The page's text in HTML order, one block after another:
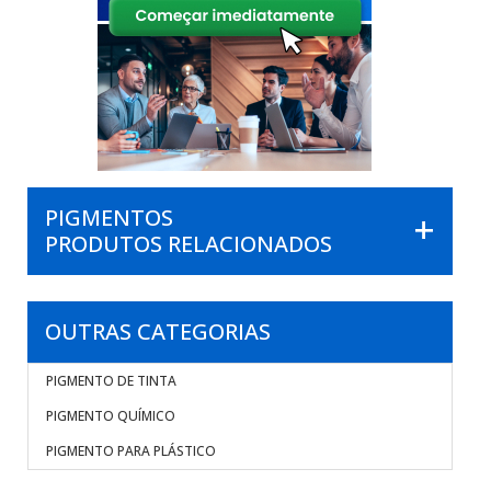
PIGMENTOS
PRODUTOS RELACIONADOS
OUTRAS CATEGORIAS
PIGMENTO DE TINTA
PIGMENTO QUÍMICO
PIGMENTO PARA PLÁSTICO